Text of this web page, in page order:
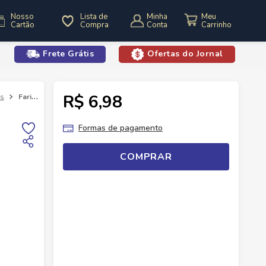
Nosso
Cartão
Lista de
Compra
Minha
Conta
Frete Grátis Ofertas do Jornal
Farinha Milho Siamar 500g R$ 6,98
Formas de pagamento
COMPRAR